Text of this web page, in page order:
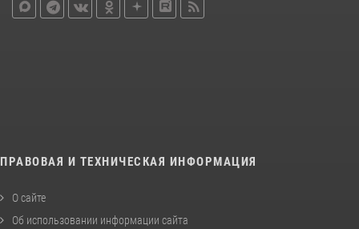
ПРАВОВАЯ И ТЕХНИЧЕСКАЯ ИНФОРМАЦИЯ
О сайте
Об использовании информации сайта